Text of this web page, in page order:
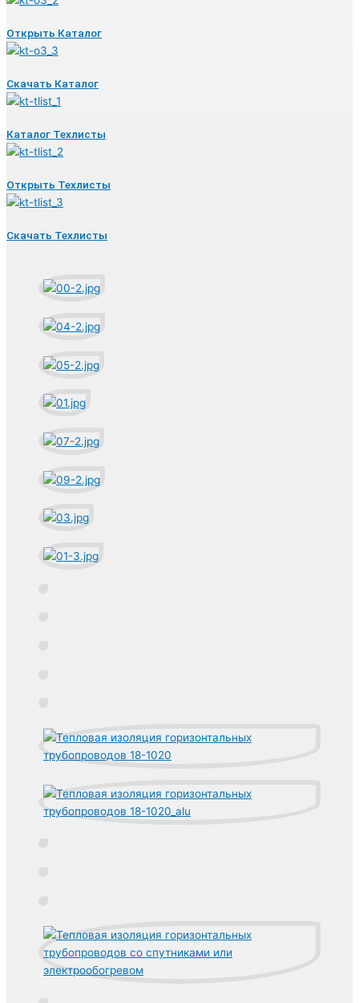
Открыть Каталог
Скачать Каталог
Каталог Техлисты
Открыть Техлисты
Скачать Техлисты